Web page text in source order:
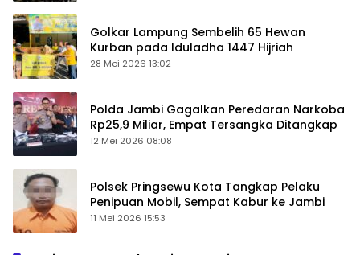
Golkar Lampung Sembelih 65 Hewan
Kurban pada Iduladha 1447 Hijriah
28 Mei 2026 13:02
Polda Jambi Gagalkan Peredaran Narkoba
Rp25,9 Miliar, Empat Tersangka Ditangkap
12 Mei 2026 08:08
Polsek Pringsewu Kota Tangkap Pelaku
Penipuan Mobil, Sempat Kabur ke Jambi
11 Mei 2026 15:53